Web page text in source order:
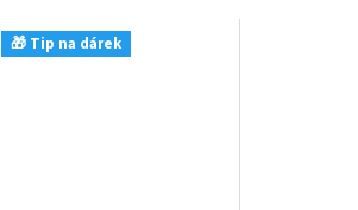
🎁 Tip na dárek